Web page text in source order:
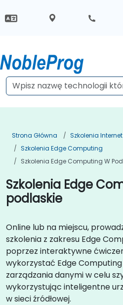
Strona Główna
Szkolenia
Szkolenia Edge Computing
Szkolenia Edge Computing W
Szkolenia Edge
podlaskie
Online lub na miejscu,
szkolenia z zakresu Edge
poprzez interaktywne
wykorzystać Edge
zarządzania danymi w celu
wykorzystując inteligentne
w sieci źródłowej.